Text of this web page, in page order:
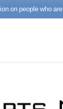
on people who